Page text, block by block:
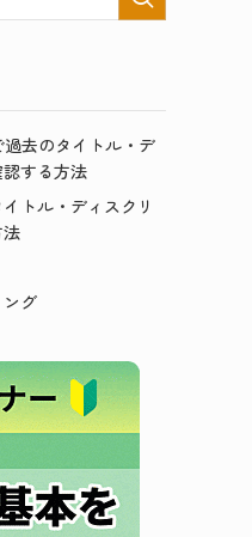
過去のタイトル・デ
する方法
トル・ディスクリ
グ